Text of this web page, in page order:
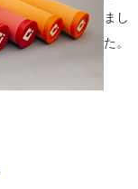
まし
た。